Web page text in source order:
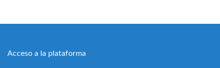
Acceso a la plataforma